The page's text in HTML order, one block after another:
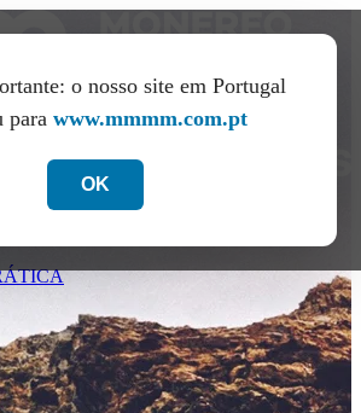
o nosso site em Portugal
para www.mmmm.com.pt
OK